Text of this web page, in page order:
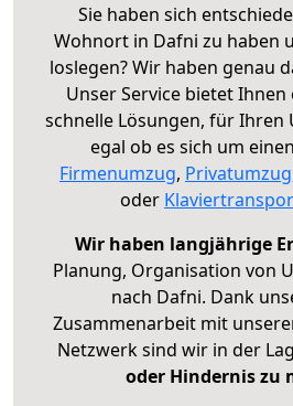
Sie haben sich
Wohnort in Dafni zu haben
loslegen? Wir haben genau
Unser Service bietet
schnelle Lösungen, für Ihren
egal ob es sich um einen
Firmenumzug, Privatumzug
oder
Wir haben langjährige
Planung, Organisation von
nach Dafni. Dank
Zusammenarbeit mit
Netzwerk sind wir in der
oder Hindernis zu